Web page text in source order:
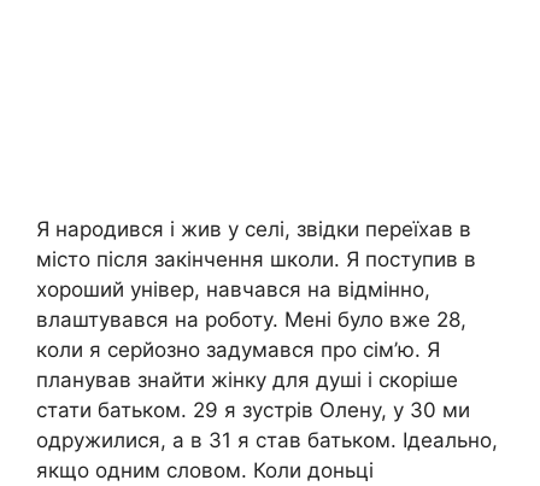
Я народився і жив у селі, звідки переїхав в
місто після закінчення школи. Я поступив в
хороший універ, навчався на відмінно,
влаштувався на роботу. Мені було вже 28,
коли я серйозно задумався про сім’ю. Я
планував знайти жінку для душі і скоріше
стати батьком. 29 я зустрів Олену, у 30 ми
одружилися, а в 31 я став батьком. Ідеально,
якщо одним словом. Коли доньці